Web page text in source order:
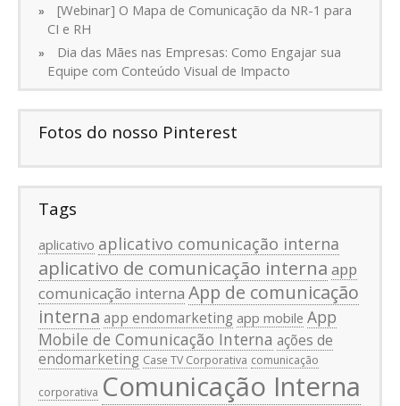
[Webinar] O Mapa de Comunicação da NR-1 para
CI e RH
Dia das Mães nas Empresas: Como Engajar sua
Equipe com Conteúdo Visual de Impacto
Fotos do nosso Pinterest
Tags
aplicativo aplicativo comunicação interna
aplicativo de comunicação interna app
comunicação interna App de comunicação
interna app endomarketing app mobile App
Mobile de Comunicação Interna ações de
endomarketing Case TV Corporativa comunicação
corporativa Comunicação Interna